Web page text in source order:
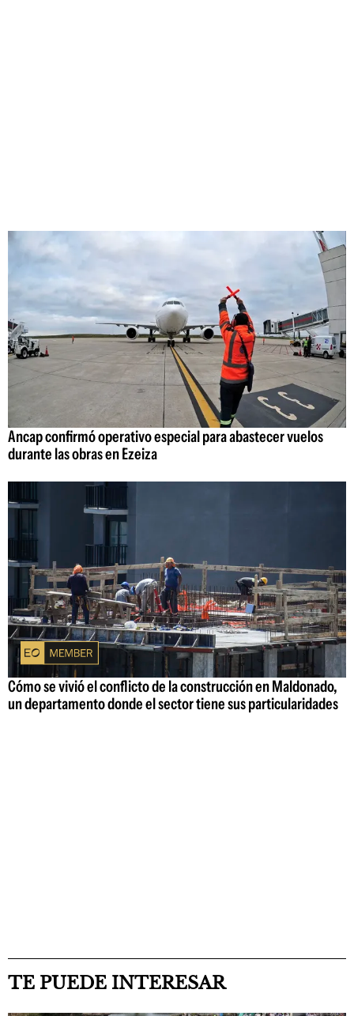
Ancap confirmó operativo especial para abastecer vuelos
durante las obras en Ezeiza
Cómo se vivió el conflicto de la construcción en Maldonado,
un departamento donde el sector tiene sus particularidades
TE PUEDE INTERESAR